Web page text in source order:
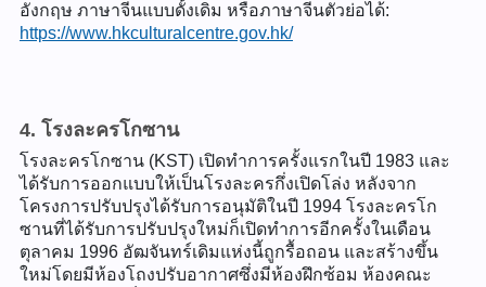
อังกฤษ ภาษาจีนแบบดั้งเดิม หรือภาษาจีนตัวย่อได้:
https://www.hkculturalcentre.gov.hk/
4. โรงละครโกซาน
โรงละครโกซาน (KST) เปิดทำการครั้งแรกในปี 1983 และ
ได้รับการออกแบบให้เป็นโรงละครกึ่งเปิดโล่ง หลังจาก
โครงการปรับปรุงได้รับการอนุมัติในปี 1994 โรงละครโก
ซานที่ได้รับการปรับปรุงใหม่ก็เปิดทำการอีกครั้งในเดือน
ตุลาคม 1996 อัฒจันทร์เดิมแห่งนี้ถูกรื้อถอน และสร้างขึ้น
ใหม่โดยมีห้องโถงปรับอากาศซึ่งมีห้องฝึกซ้อม ห้องคณะ